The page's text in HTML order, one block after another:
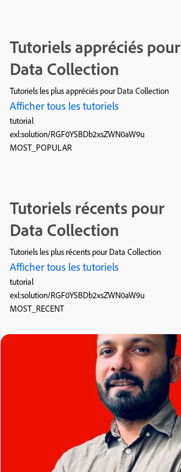
Tutoriels appréciés pour
Data Collection
Tutoriels les plus appréciés pour Data Collection
Afficher tous les tutoriels
tutorial
exl:solution/RGF0YSBDb2xsZWN0aW9u
MOST_POPULAR
Tutoriels récents pour
Data Collection
Tutoriels les plus récents pour Data Collection
Afficher tous les tutoriels
tutorial
exl:solution/RGF0YSBDb2xsZWN0aW9u
MOST_RECENT